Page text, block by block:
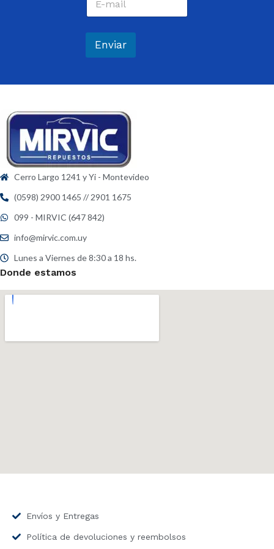
*
r
r
t
r
ó
n
i
c
o
*
Enviar
Cerro Largo 1241 y Yi - Montevideo
(0598) 2900 1465 // 2901 1675
099 - MIRVIC (647 842)
info@mirvic.com.uy
Lunes a Viernes de 8:30 a 18 hs.
Donde estamos
Envíos y Entregas
Política de devoluciones y reembolsos